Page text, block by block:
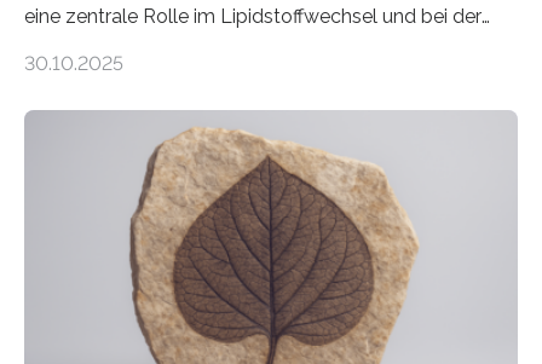
eine zentrale Rolle im Lipidstoffwechsel und bei der
erfüllen können, müssen zahlreiche Enzyme präzise in
der Ruhr-Universität Bochum um Prof. Dr. Ralf Erdmann
und Dr. Ismaila Francis Yusuf hat nun einen bislang
unbekannten Qualitätskontrollmechanismus des
peroxisomalen Proteintransports in der Bäckerhefe
Saccharomyces cerevisiae entdeckt, der für die
Funktionsfähigkeit der Organellen entscheidend ist. Die
Studie wurde am 28. Oktober 2025 in der
Fachzeitschrift…
30.10.2025